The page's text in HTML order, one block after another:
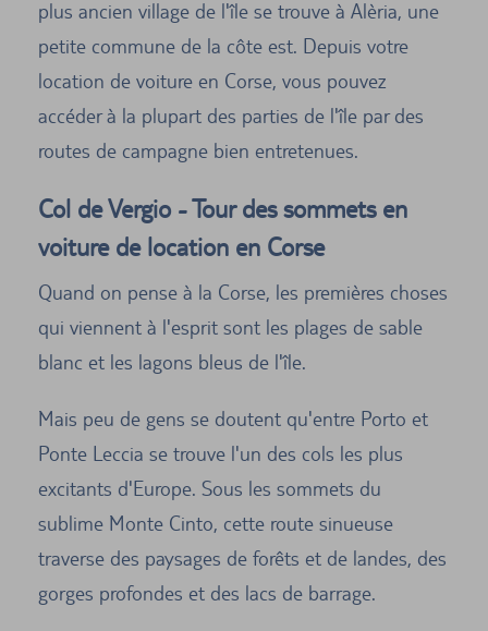
plus ancien village de l'île se trouve à Alèria, une
petite commune de la côte est. Depuis votre
location de voiture en Corse, vous pouvez
accéder à la plupart des parties de l'île par des
routes de campagne bien entretenues.
Col de Vergio - Tour des sommets en
voiture de location en Corse
Quand on pense à la Corse, les premières choses
qui viennent à l'esprit sont les plages de sable
blanc et les lagons bleus de l'île.
Mais peu de gens se doutent qu'entre Porto et
Ponte Leccia se trouve l'un des cols les plus
excitants d'Europe. Sous les sommets du
sublime Monte Cinto, cette route sinueuse
traverse des paysages de forêts et de landes, des
gorges profondes et des lacs de barrage.